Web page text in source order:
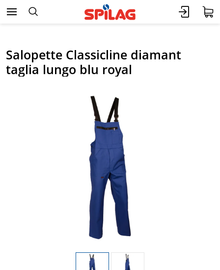
Salopette Classicline diamant
taglia lungo blu royal